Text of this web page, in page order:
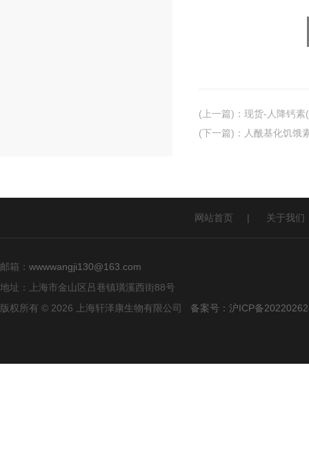
(上一篇) ： 现货-人降钙素
(下一篇) ： 人酰基化饥饿
网站首页 | 关于我们
邮箱： wwwwangji130@163.com
地址：上海市金山区吕巷镇璜溪西街88号
版权所有 © 2026 上海轩泽康生物有限公司 备案号：沪ICP备